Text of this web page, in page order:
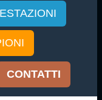
CONTATTI